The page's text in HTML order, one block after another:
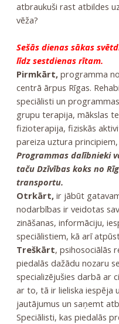
atbraukuši rast atbildes
vēža?
Sešās dienas sākas
līdz sestdienas rītam.
Pirmkārt,programma
centrā ārpus Rīgas.
speciālisti un
grupu terapija, mākslas
fizioterapija, fiziskās
pareiza uztura
Programmas dalībnieki
taču Dzīvības koks no
transportu.
Otrkārt,ir jābūt
nodarbības ir veidotas
zināšanas, informāciju,
speciālistiem, kā arī
Treškārt, psihosociālās
piedalās dažādu nozaru
specializējušies darbā ar
ar to, tā ir lieliska iespēja
jautājumus un saņemt
Speciālisti, kas piedalās